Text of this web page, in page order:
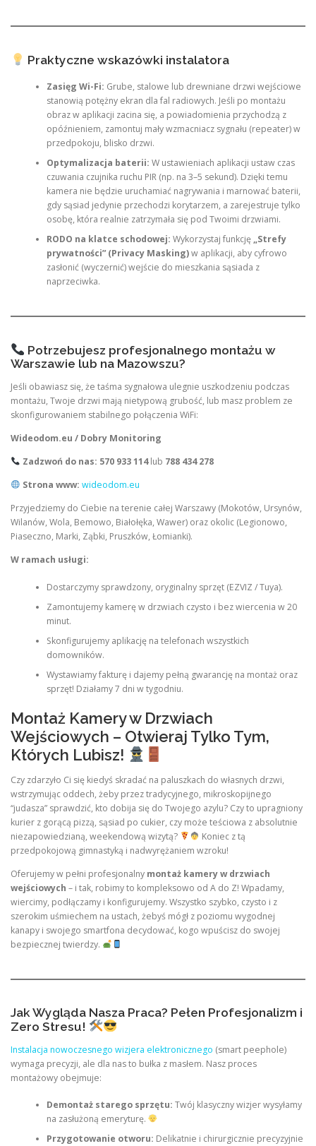
Praktyczne wskazówki instalatora
Zasięg Wi-Fi: Grube, stalowe lub drewniane drzwi wejściowe
stanowią potężny ekran dla fal radiowych. Jeśli po montażu
obraz w aplikacji zacina się, a powiadomienia przychodzą z
opóźnieniem, zamontuj mały wzmacniacz sygnału (repeater) w
przedpokoju, blisko drzwi.
Optymalizacja baterii: W ustawieniach aplikacji ustaw czas
czuwania czujnika ruchu PIR (np. na 3–5 sekund). Dzięki temu
kamera nie będzie uruchamiać nagrywania i marnować baterii,
gdy sąsiad jedynie przechodzi korytarzem, a zarejestruje tylko
osobę, która realnie zatrzymała się pod Twoimi drzwiami.
RODO na klatce schodowej: Wykorzystaj funkcję „Strefy
prywatności” (Privacy Masking)w aplikacji, aby cyfrowo
zasłonić (wyczernić) wejście do mieszkania sąsiada z
naprzeciwka.
Potrzebujesz profesjonalnego montażu w
Warszawie lub na Mazowszu?
Jeśli obawiasz się, że taśma sygnałowa ulegnie uszkodzeniu podczas
montażu, Twoje drzwi mają nietypową grubość, lub masz problem ze
skonfigurowaniem stabilnego połączenia WiFi:
Wideodom.eu / Dobry Monitoring
Zadzwoń do nas: 570 933 114lub 788 434 278
Strona www: wideodom.eu
Przyjedziemy do Ciebie na terenie całej Warszawy (Mokotów, Ursynów,
Wilanów, Wola, Bemowo, Białołęka, Wawer) oraz okolic (Legionowo,
Piaseczno, Marki, Ząbki, Pruszków, Łomianki).
W ramach usługi:
Dostarczymy sprawdzony, oryginalny sprzęt (EZVIZ / Tuya).
Zamontujemy kamerę w drzwiach czysto i bez wiercenia w 20
minut.
Skonfigurujemy aplikację na telefonach wszystkich
domowników.
Wystawiamy fakturę i dajemy pełną gwarancję na montaż oraz
sprzęt! Działamy 7 dni w tygodniu.
Montaż Kamery w Drzwiach
Wejściowych – Otwieraj Tylko Tym,
Których Lubisz!
Czy zdarzyło Ci się kiedyś skradać na paluszkach do własnych drzwi,
wstrzymując oddech, żeby przez tradycyjnego, mikroskopijnego
“judasza” sprawdzić, kto dobija się do Twojego azylu? Czy to upragniony
kurier z gorącą pizzą, sąsiad po cukier, czy może teściowa z absolutnie
niezapowiedzianą, weekendową wizytą?
Koniec z tą
przedpokojową gimnastyką i nadwyrężaniem wzroku!
Oferujemy w pełni profesjonalny montaż kamery w drzwiach
wejściowych – i tak, robimy to kompleksowo od A do Z! Wpadamy,
wiercimy, podłączamy i konfigurujemy. Wszystko szybko, czysto i z
szerokim uśmiechem na ustach, żebyś mógł z poziomu wygodnej
kanapy i swojego smartfona decydować, kogo wpuścisz do swojej
bezpiecznej twierdzy.
Jak Wygląda Nasza Praca? Pełen Profesjonalizm i
Zero Stresu!
Instalacja nowoczesnego wizjera elektronicznego (smart peephole)
wymaga precyzji, ale dla nas to bułka z masłem. Nasz proces
montażowy obejmuje:
Demontaż starego sprzętu: Twój klasyczny wizjer wysyłamy
na zasłużoną emeryturę.
Przygotowanie otworu: Delikatnie i chirurgicznie precyzyjnie